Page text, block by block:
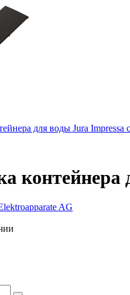
контейнера
AG